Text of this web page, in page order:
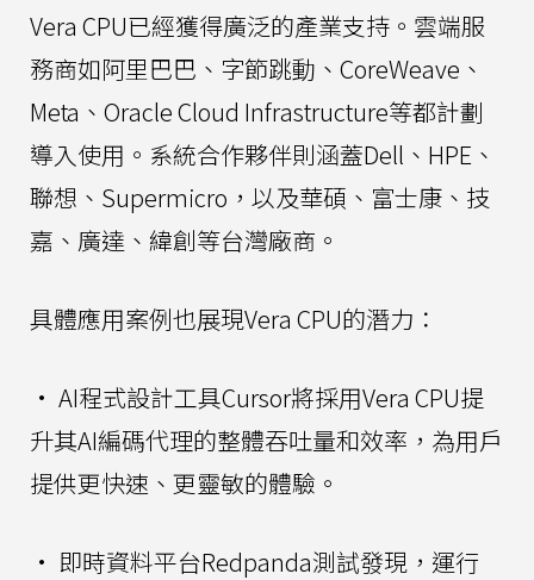
Vera CPU已經獲得廣泛的產業支持。雲端服
務商如阿里巴巴、字節跳動、CoreWeave、
Meta、Oracle Cloud Infrastructure等都計劃
導入使用。系統合作夥伴則涵蓋Dell、HPE、
聯想、Supermicro，以及華碩、富士康、技
嘉、廣達、緯創等台灣廠商。
具體應用案例也展現Vera CPU的潛力：
• AI程式設計工具Cursor將採用Vera CPU提
升其AI編碼代理的整體吞吐量和效率，為用戶
提供更快速、更靈敏的體驗。
• 即時資料平台Redpanda測試發現，運行